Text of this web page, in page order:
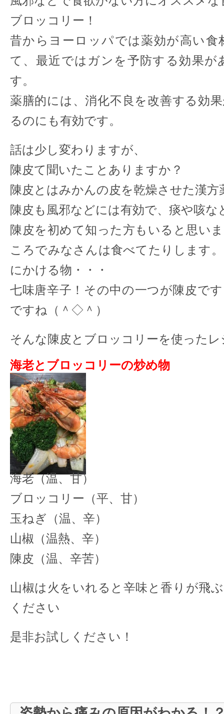
ブロッコリー！
昔からヨーロッパでは薬効が高い食
て、最近ではガンを予防する効果が
す。
薬膳的には、消化不良を改善する効
るのにも有効です。
話は少し変わりますが、
陳皮て聞いたことありますか？
陳皮とはみかんの皮を乾燥させた漢方
陳皮も風邪などには有効で、痰や咳な
陳皮を初めて知った方もいると思い
ころでみなさんは食べてたりします
にかける物・・・
七味唐辛子！その中の一つが陳皮で
ですね（＾◇＾）
そんな陳皮とブロッコリーを使ったレ
海老とブロッコリーの炒め物
海老（温、甘）
ブロッコリー（平、甘）
玉ねぎ（温、辛）
山椒（温熱、辛）
陳皮（温、辛苦）
山椒は火をいれると辛味と香りが飛
ください
是非お試しください！